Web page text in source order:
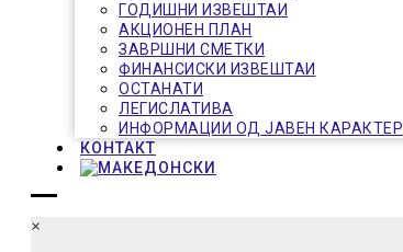
ГОДИШНИ ИЗВЕШТАИ
АКЦИОНЕН ПЛАН
ЗАВРШНИ СМЕТКИ
ФИНАНСИСКИ ИЗВЕШТАИ
ОСТАНАТИ
ЛЕГИСЛАТИВА
ИНФОРМАЦИИ ОД ЈАВЕН КАРАКТЕР
КОНТАКТ
×